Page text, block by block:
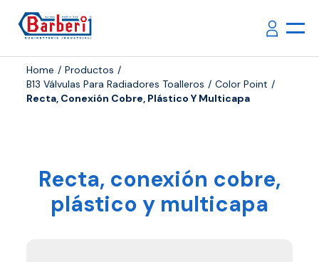
Home
Productos
B13 Válvulas Para Radiadores Toalleros
Color Point
Recta, Conexión Cobre, Plástico Y Multicapa
Recta, conexión cobre,
plástico y multicapa